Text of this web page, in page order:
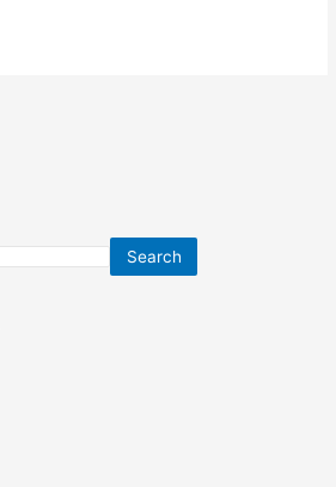
Search